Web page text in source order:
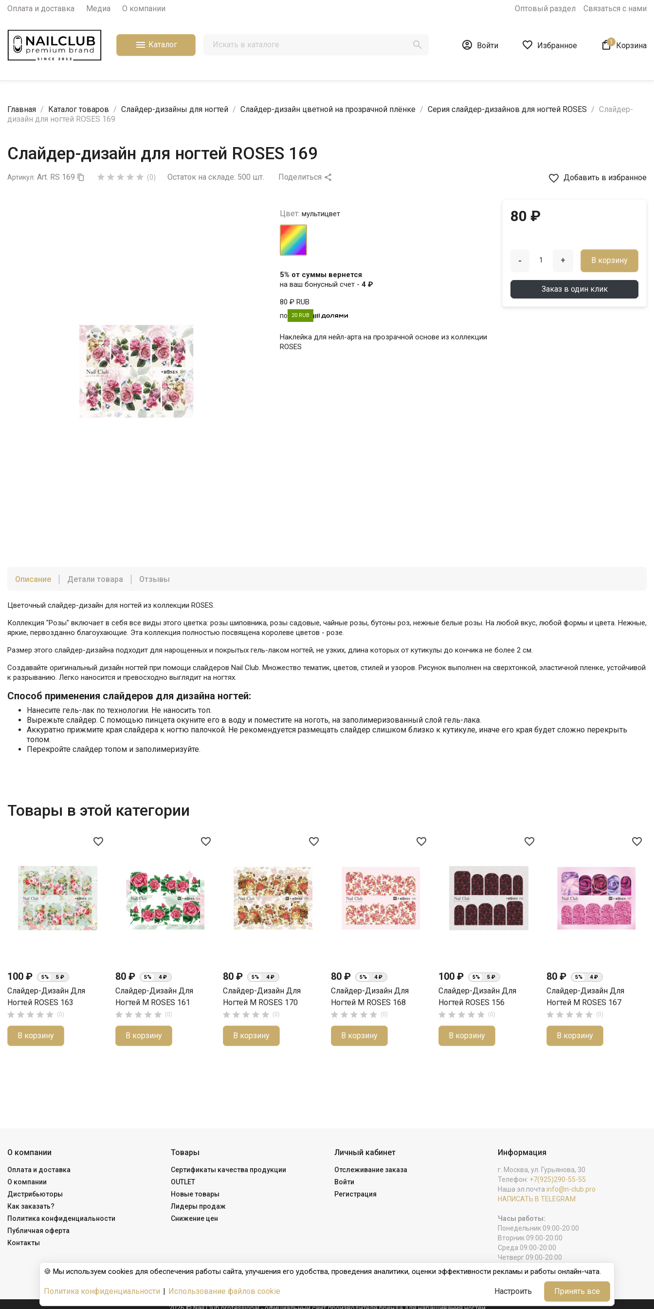
Оплата и доставка Медиа О компании Оптовый раздел Связаться с нами
 Каталог   Войти  Избранное  Корзина
1
Главная Каталог товаров Слайдер-дизайны для ногтей Слайдер-дизайн цветной на прозрачной плёнке Серия слайдер-дизайнов для ногтей ROSES
Слайдер-
дизайн для ногтей ROSES 169
Слайдер-дизайн для ногтей ROSES 169
Артикул: Art. RS 169       (0) Остаток на складе: 500 шт. Поделиться  favorite_border Добавить в избранное
Цвет: мультицвет
мультицвет
5% от суммы вернется
на ваш бонусный счет - 4 ₽
80 ₽ RUB
по 20 RUB
Наклейка для нейл-арта на прозрачной основе из коллекции
ROSES
80 ₽
- + В корзину
Заказ в один клик
Описание Детали товара Отзывы
Цветочный слайдер-дизайн для ногтей из коллекции ROSES.
Коллекция "Розы" включает в себя все виды этого цветка: розы шиповника, розы садовые, чайные розы, бутоны роз, нежные белые розы. На любой вкус, любой формы и цвета. Нежные,
яркие, первозданно благоухающие. Эта коллекция полностью посвящена королеве цветов - розе.
Размер этого слайдер-дизайна подходит для нарощенных и покрытых гель-лаком ногтей, не узких, длина которых от кутикулы до кончика не более 2 см.
Создавайте оригинальный дизайн ногтей при помощи слайдеров Nail Club. Множество тематик, цветов, стилей и узоров. Рисунок выполнен на сверхтонкой, эластичной пленке, устойчивой
к разрыванию. Легко наносится и превосходно выглядит на ногтях.
Способ применения слайдеров для дизайна ногтей:
Нанесите гель-лак по технологии. Не наносить топ.
Вырежьте слайдер. С помощью пинцета окуните его в воду и поместите на ноготь, на заполимеризованный слой гель-лака.
Аккуратно прижмите края слайдера к ногтю палочкой. Не рекомендуется размещать слайдер слишком близко к кутикуле, иначе его края будет сложно перекрыть
топом.
Перекройте слайдер топом и заполимеризуйте.
Товары в этой категории
favorite_border
100 ₽ 5% 5 ₽
Слайдер-Дизайн Для
Ногтей ROSES 163
     (0)
В корзину
favorite_border
80 ₽ 5% 4 ₽
Слайдер-Дизайн Для
Ногтей М ROSES 161
     (0)
В корзину
favorite_border
80 ₽ 5% 4 ₽
Слайдер-Дизайн Для
Ногтей М ROSES 170
     (0)
В корзину
favorite_border
80 ₽ 5% 4 ₽
Слайдер-Дизайн Для
Ногтей М ROSES 168
     (0)
В корзину
favorite_border
100 ₽ 5% 5 ₽
Слайдер-Дизайн Для
Ногтей ROSES 156
     (0)
В корзину
favorite_border
80 ₽ 5% 4 ₽
Слайдер-Дизайн Для
Ногтей М ROSES 167
     (0)
В корзину
О компании
Оплата и доставка
О компании
Дистрибьюторы
Как заказать?
Политика конфиденциальности
Публичная оферта
Контакты
Товары
Сертификаты качества продукции
OUTLET
Новые товары
Лидеры продаж
Снижение цен
Личный кабинет
Отслеживание заказа
Войти
Регистрация
Информация
г. Москва, ул. Гурьянова, 30
Телефон: +7(925)290-55-55
Наша эл.почта info@n-club.pro
НАПИСАТЬ В TELEGRAM
Часы работы:
Понедельник 09:00-20:00
Вторник 09:00-20:00
Среда 09:00-20:00
Четверг 09:00-20:00
Пятница 09:00-20:00
Суббота 09:00-20:00
Воскресенье выходной
🍪 Мы используем cookies для обеспечения работы сайта, улучшения его удобства, проведения аналитики, оценки эффективности рекламы и работы онлайн-чата.
Политика конфиденциальности | Использование файлов cookie Настроить Принять все